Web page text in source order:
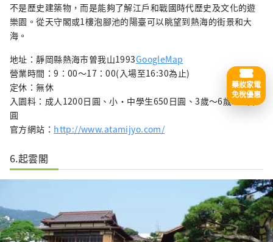
不是歷史建築物，而是能夠了解江戶和戰國時代歷史及文化的遊
樂園。從天守閣或1樓泡腳池的陽臺可以眺望到熱海的街景和大
海。
地址：靜岡縣熱海市曽我山1993GoogleMap
營業時間：9：00〜17：00(入場至16:30為止)
定休：無休
入園料：成人1200日圓、小・中學生650日圓、3歲～6歲500日
圓
官方網站： http://www.atamijyo.com/
6.起雲閣
藥妝家電
免稅優惠